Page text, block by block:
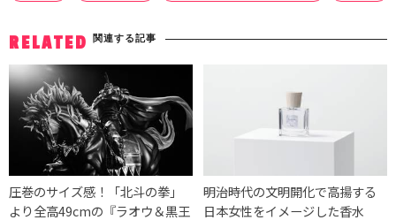
RELATED 関連する記事
圧巻のサイズ感！「北斗の拳」
より全高49cmの『ラオウ＆黒王
明治時代の文明開化で高揚する
日本女性をイメージした香水